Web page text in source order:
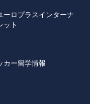
ーロプラスインターナ
ット
カー留学情報